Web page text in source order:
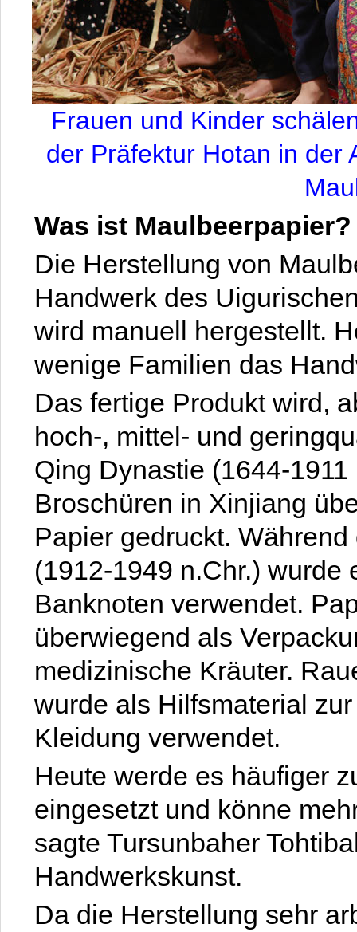
Frauen und Kinder
der Präfektur Hotan in der
Was ist Maulbeerpapier?
Die Herstellung von
Handwerk des
wird manuell hergestellt.
wenige Familien das
Das fertige Produkt wird,
hoch-, mittel- und
Qing Dynastie (1644-
Broschüren in Xinjiang
Papier gedruckt.
(1912-1949 n.Chr.) wurde
Banknoten verwendet.
überwiegend als
medizinische Kräuter.
wurde als Hilfsmaterial
Kleidung verwendet.
Heute werde es häufiger
eingesetzt und könne
sagte Tursunbaher
Handwerkskunst.
Da die Herstellung sehr